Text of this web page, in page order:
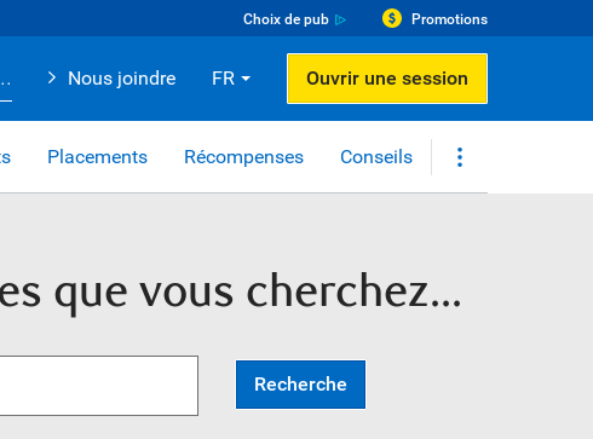
Choix de pub Promotions
Nous joindre FR Ouvrir une session
Placements Récompenses Conseils
que vous cherchez...
Recherche